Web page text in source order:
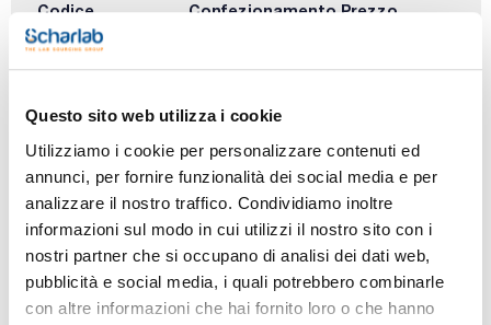
Questo sito web utilizza i cookie
Utilizziamo i cookie per personalizzare contenuti ed
annunci, per fornire funzionalità dei social media e per
analizzare il nostro traffico. Condividiamo inoltre
informazioni sul modo in cui utilizzi il nostro sito con i
nostri partner che si occupano di analisi dei dati web,
pubblicità e social media, i quali potrebbero combinarle
con altre informazioni che hai fornito loro o che hanno
Codice
000YDK01LP
ConfezionamentoPrezzo
Disponibilità
Descrizione
Kit di densità per
modelli Entris II
Conf. (unità)
1